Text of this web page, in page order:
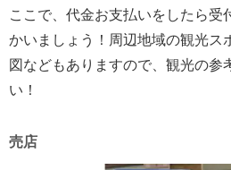
ここで、代金お支払いをしたら受
かいましょう！周辺地域の観光ス
図などもありますので、観光の参
い！
売店